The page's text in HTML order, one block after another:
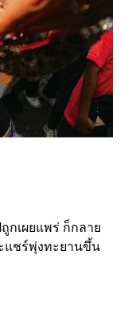
กเผยแพร่ ก็กลาย
แชร์พุ่งทะยานขึ้น